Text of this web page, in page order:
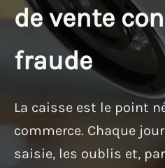
de vente
fraude
La caisse est le point
commerce. Chaque
saisie, les oublis et,